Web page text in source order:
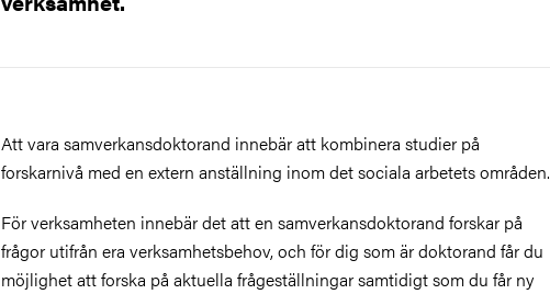
Att vara samverkansdoktorand innebär att kombinera studier på
forskarnivå med en extern anställning inom det sociala arbetets områden.
För verksamheten innebär det att en samverkansdoktorand forskar på
frågor utifrån era verksamhetsbehov, och för dig som är doktorand får du
möjlighet att forska på aktuella frågeställningar samtidigt som du får ny